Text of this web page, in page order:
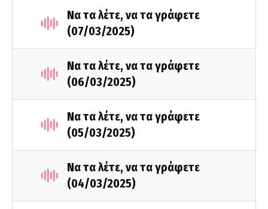
Να τα λέτε, να τα γράφετε
(07/03/2025)
Να τα λέτε, να τα γράφετε
(06/03/2025)
Να τα λέτε, να τα γράφετε
(05/03/2025)
Να τα λέτε, να τα γράφετε
(04/03/2025)